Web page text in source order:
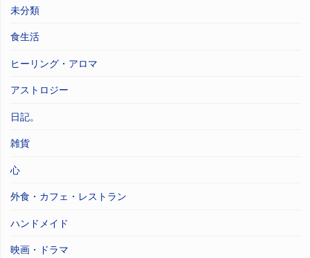
未分類
食生活
ヒーリング・アロマ
アストロジー
日記。
雑貨
心
外食・カフェ・レストラン
ハンドメイド
映画・ドラマ